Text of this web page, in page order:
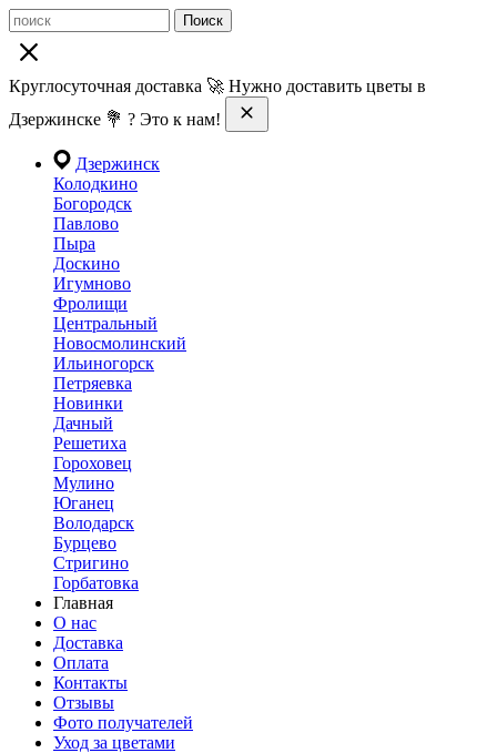
Поиск
Круглосуточная доставка 🚀 Нужно доставить цветы в
Дзержинске 💐 ? Это к нам!
Дзержинск
Колодкино
Богородск
Павлово
Пыра
Доскино
Игумново
Фролищи
Центральный
Новосмолинский
Ильиногорск
Петряевка
Новинки
Дачный
Решетиха
Гороховец
Мулино
Юганец
Володарск
Бурцево
Стригино
Горбатовка
Главная
О нас
Доставка
Оплата
Контакты
Отзывы
Фото получателей
Уход за цветами